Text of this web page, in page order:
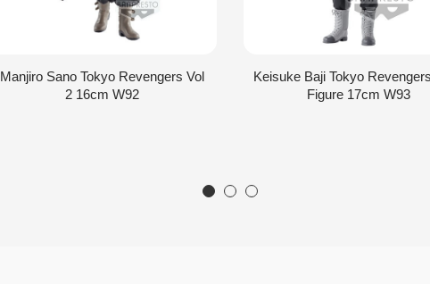
Manjiro Sano Tokyo Revengers Vol
2 16cm W92
Keisuke Baji Tokyo
Figure 17cm W93